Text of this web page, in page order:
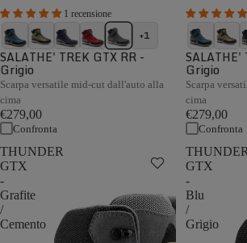
1 recensione
+1
SALATHE' TREK GTX RR -
Grigio
Scarpa versatile mid-cut dall'auto alla
cima
€279,00
Confronta
SALATHE'
Grigio
Scarpa
cima
€279,00
Confronta
THUNDER
GTX
-
Grafite
/
Cemento
THUNDER
GTX
-
Blu
/
Grigio